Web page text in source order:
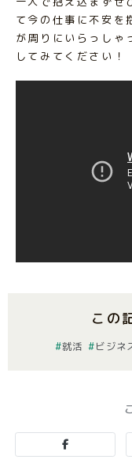
て今の仕事に不安を
が周りにいらっしゃ
してみてください！
この
就活 ビジネ